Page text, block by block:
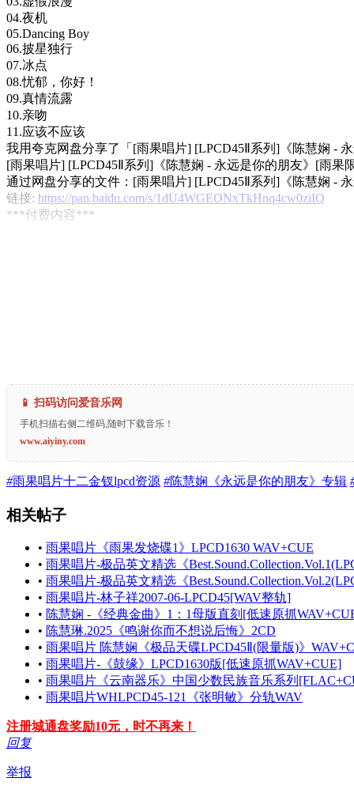
04.夜机
05.Dancing Boy
06.披星独行
07.冰点
08.忧郁，你好！
09.真情流露
10.亲吻
11.应该不应该
我用夸克网盘分享了「[雨果唱片] [LPCD45Ⅱ系列]《陈慧娴 -
[雨果唱片] [LPCD45Ⅱ系列]《陈慧娴 - 永远是你的朋友》[雨果
通过网盘分享的文件：[雨果唱片] [LPCD45Ⅱ系列]《陈慧娴 -
链接: https://pan.baidu.com/s/1dU4WGEONxTkHnq4cw0ziIQ
***付费内容***
📱 扫码访问爱音乐网
手机扫描右侧二维码,随时下载音乐！
www.aiyiny.com
#雨果唱片十二金钗lpcd资源 #陈慧娴《永远是你的朋友》专辑
相关帖子
• 雨果唱片《雨果发烧碟1》LPCD1630 WAV+CUE
• 雨果唱片-极品英文精选《
• 雨果唱片-极品英文精选《
• 雨果唱片-林子祥2007-06-LPCD45[WAV整轨]
• 陈慧娴 -《经典金曲》1：1母版直刻[低速原抓
• 陈慧琳.2025《鸣谢你而不想说后悔》2CD
• 雨果唱片 陈慧娴《极品天碟LPCD45Ⅱ(限量版)》
• 雨果唱片-《鼓缘》LPCD1630版[低速原抓WAV+CUE]
• 雨果唱片《云南器乐》中国少数民族音乐系列
• 雨果唱片WHLPCD45-121《张明敏》分轨WAV
注册城通盘奖励10元，时不再来！
回复
举报